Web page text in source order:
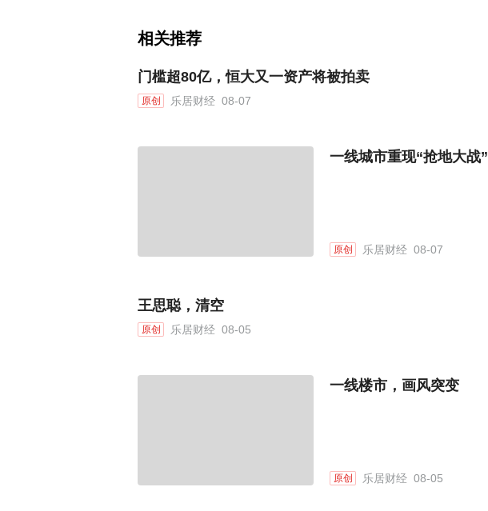
相关推荐
门槛超80亿，恒大又一资产将被拍卖
原创 乐居财经 08-07
一线城市重现“抢地大战”
原创 乐居财经 08-07
王思聪，清空
原创 乐居财经 08-05
一线楼市，画风突变
原创 乐居财经 08-05